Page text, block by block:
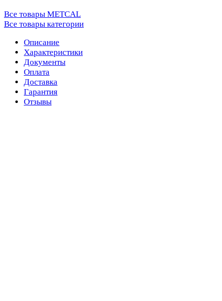
Все товары METCAL
Все товары категории
Описание
Характеристики
Документы
Оплата
Доставка
Гарантия
Отзывы